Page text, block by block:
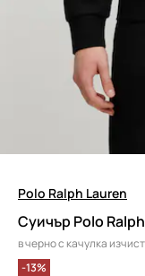
Polo Ralph Lauren
Суичър Polo
в черно с качулка
-13%